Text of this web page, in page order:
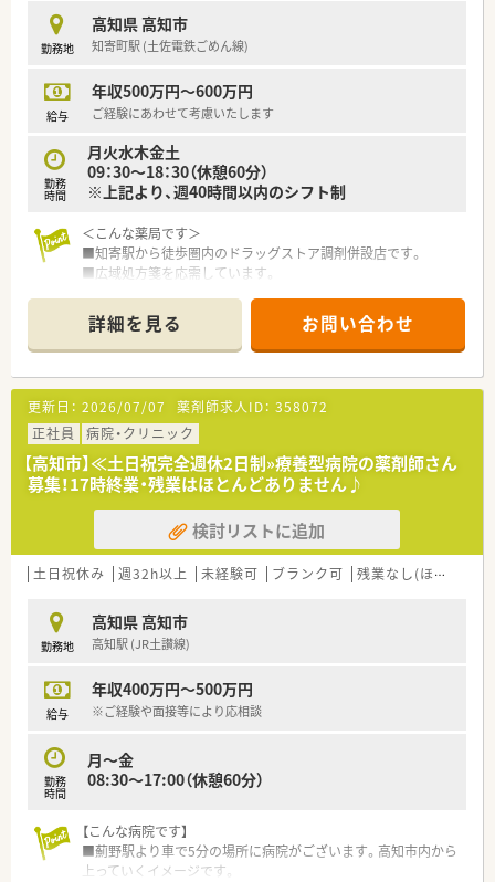
などの調剤設備も整っています。
■ドラッグストアでのご就業となりますので、医薬品から日用
品、化粧品等も取扱があり幅広い業務に触れることができます。
〈こんな方にもおススメ〉
■患者様とのコミュニケーションを大切にしたい方
などお気軽にお問い合わせください！
勤務地
高知県 高知市
知寄町駅 (土佐電鉄ごめん線)
給与
年収500万円～600万円
ご経験にあわせて考慮いたします
勤務
時間
月火水木金土
09：30～18：30（休憩60分）
※上記より、週40時間以内のシフト制
＜こんな薬局です＞
■知寄駅から徒歩圏内のドラッグストア調剤併設店です。
■広域処方箋を応需しています。
のヘルスケアをトータルサポートできる環境です。
■1人薬剤師でのご勤務ですので、自分のペースで働きながら、
患者様に寄り添った対応が叶います。
＜業務内容＞
■調剤・監査・投薬・OJT販売・薬歴管理等、薬剤師業務全般をお願
いします。
■処方箋は1日1～10枚程度です。
＜研修制度＞
■入職後はOJT研修が中心です。実務をとして先輩薬剤師より指
導いただけます。
チェックリストを使って3ヶ月間で業務ができるようになるよ
うなスケジュールで研修を行いますので、未経験の方も安心で
■e-learningでの認定薬剤師資格取得・更新の支援を頂けます。
＜法人概要＞
ープ企業です。
■四国4県にてドラッグストアを50店舗以上展開しています。う
お薬に関してだけでなく、美と健康に特化した事業展開で地域
に貢献していきたいと考えています。
■各店舗主に一人薬剤師にて運営されています。
られるドラッグストア内でのご勤務です。
■新規開局も増えているため、研修後に管理薬剤師のポジション
になることも叶います。
詳細を見る お問い合わせ
更新日： 2026/07/07 薬剤師求人ID： 358072
正社員
病院・クリニック
【高知市】≪土日祝完全週休2日制»療養型病院の薬剤師さん
募集！17時終業・残業はほとんどありません♪
検討リストに追加
土日祝休み 週32h以上 未経験可 ブランク可 残業なし(ほぼなし含む)
勤務地
高知県 高知市
高知駅 (JR土讃線)
給与
年収400万円～500万円
※ご経験や面接等により応相談
勤務
時間
月～金
08:30～17:00（休憩60分）
【こんな病院です】
■薊野駅より車で5分の場所に病院がございます。高知市内から
上っていくイメージです。